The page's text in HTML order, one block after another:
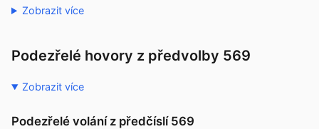
Zobrazit více
Podezřelé hovory z předvolby 569
Zobrazit více
Podezřelé volání z předčíslí 569